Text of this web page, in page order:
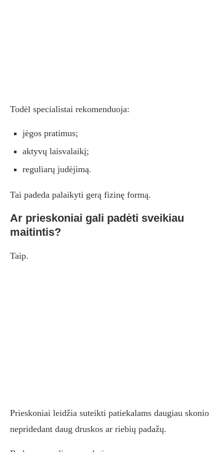
Todėl specialistai rekomenduoja:
jėgos pratimus;
aktyvų laisvalaikį;
reguliarų judėjimą.
Tai padeda palaikyti gerą fizinę formą.
Ar prieskoniai gali padėti sveikiau
maitintis?
Taip.
Prieskoniai leidžia suteikti patiekalams daugiau skonio
nepridedant daug druskos ar riebių padažų.